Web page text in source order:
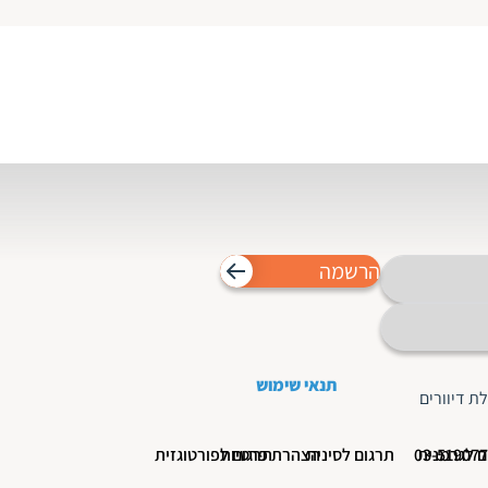
דיוורים
הרשמה
לגרמנית תרגום לסינית תרגום לפורטוגזית
תנאי שימוש
הצהרת פרטיות